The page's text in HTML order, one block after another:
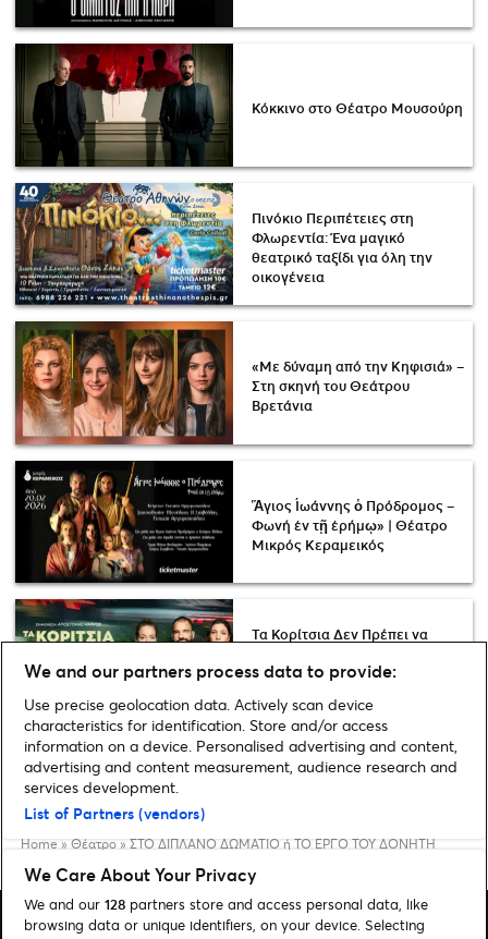
Κόκκινο στο Θέατρο Μουσούρη
Πινόκιo Περιπέτειες στη
Φλωρεντία: Ένα μαγικό
θεατρικό ταξίδι για όλη την
οικογένεια
«Με δύναμη από την Κηφισιά» –
Στη σκηνή του Θεάτρου
Βρετάνια
Ἅγιος Ἰωάννης ὁ Πρόδρομος –
Φωνή ἐν τῇ ἐρήμῳ» | Θέατρο
Μικρός Κεραμεικός
Τα Κορίτσια Δεν Πρέπει να
σύγχρονη θεατρική ιστορία
Home » Θέατρο » ΣΤΟ ΔΙΠΛΑΝΟ ΔΩΜΑΤΙΟ ή ΤΟ ΕΡΓΟ ΤΟΥ ΔΟΝΗΤΗ
We and our partners process data to provide:
Use precise geolocation data. Actively scan device
characteristics for identification. Store and/or access
information on a device. Personalised advertising and content,
advertising and content measurement, audience research and
services development.
List of Partners (vendors)
We Care About Your Privacy
We and our 128 partners store and access personal data, like
browsing data or unique identifiers, on your device. Selecting